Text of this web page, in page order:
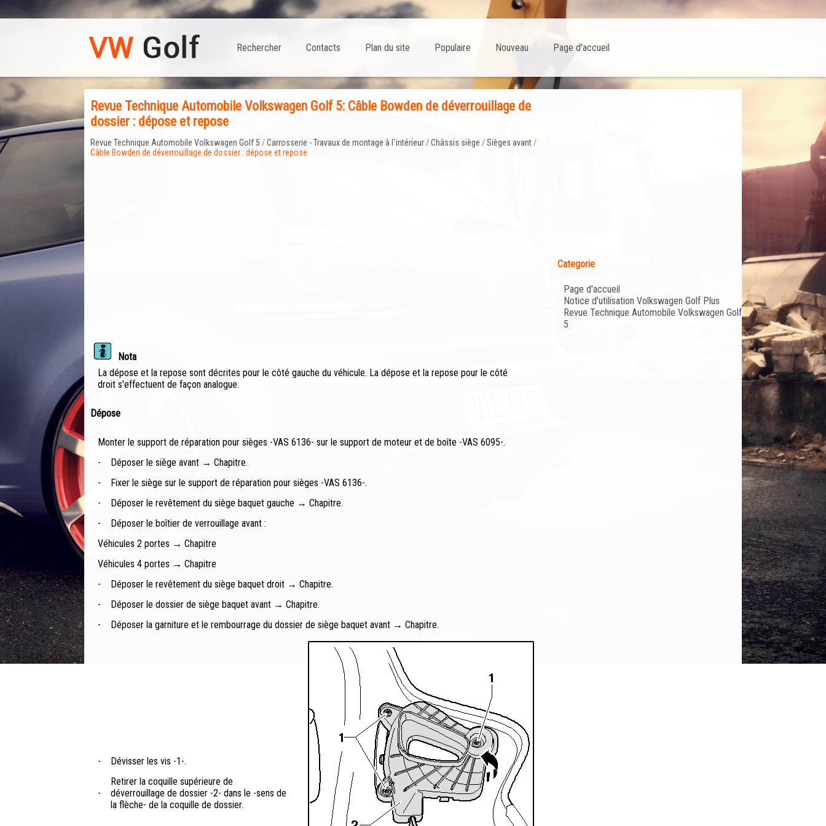
Page d'accueil
Nouveau
Populaire
Plan du site
Contacts
Rechercher
Revue Technique Automobile Volkswagen Golf 5: Câble Bowden de déverrouillage de
dossier : dépose et repose
Revue Technique Automobile Volkswagen Golf 5 /Carrosserie - Travaux de montage à l`intérieur/Châssis siège /Sièges avant/
Câble Bowden de déverrouillage de dossier : dépose et repose
Nota
La dépose et la repose sont décrites pour le côté gauche du véhicule. La dépose et la repose pour le côté
droit s'effectuent de façon analogue.
Dépose
Monter le support de réparation pour sièges -VAS 6136- sur le support de moteur et de boîte -VAS 6095-.
-
Déposer le siège avant → Chapitre.
-
Fixer le siège sur le support de réparation pour sièges -VAS 6136-.
-
Déposer le revêtement du siège baquet gauche → Chapitre.
-
Déposer le boîtier de verrouillage avant :
Véhicules 2 portes → Chapitre
Véhicules 4 portes → Chapitre
-
Déposer le revêtement du siège baquet droit → Chapitre.
-
Déposer le dossier de siège baquet avant → Chapitre.
-
Déposer la garniture et le rembourrage du dossier de siège baquet avant → Chapitre.
- Dévisser les vis -1-.
-
Retirer la coquille supérieure de
déverrouillage de dossier -2- dans le -sens de
la flèche- de la coquille de dossier.
Categorie
Page d'accueil
Notice d'utilisation Volkswagen Golf Plus
Revue Technique Automobile Volkswagen Golf
5